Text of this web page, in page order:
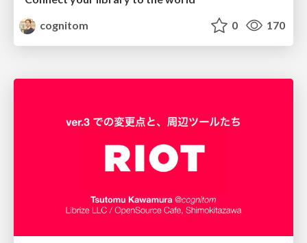
cognitom
0 170